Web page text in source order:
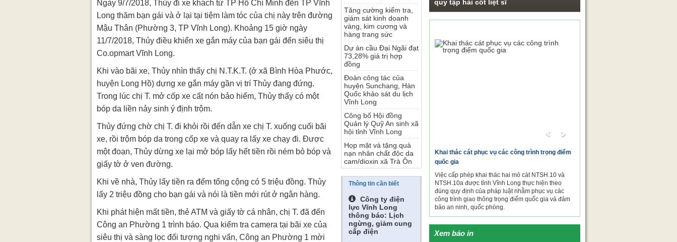
Ngày 9/7/2018, Thủy đi xe khách từ TP Hồ Chí Minh đến TP Vĩnh
Long thăm bạn gái và ở lại tại tiệm làm tóc của chị này trên đường
Mậu Thân (Phường 3, TP Vĩnh Long). Khoảng 15 giờ ngày
11/7/2018, Thủy điều khiển xe gắn máy của bạn gái đến siêu thị
Co.opmart Vĩnh Long.
Khi vào bãi xe, Thủy nhìn thấy chị N.T.K.T. (ở xã Bình Hòa Phước,
huyện Long Hồ) dựng xe gắn máy gần vị trí Thủy đang đứng.
Trong lúc chị T. mở cốp xe cất nón bảo hiểm, Thủy thấy có một
bóp da liền nảy sinh ý định trộm.
Thủy đứng chờ chị T. đi khỏi rồi đến dẫn xe chị T. xuống cuối bãi
xe, rồi trộm bóp da trong cốp xe và quay ra lấy xe chạy đi. Được
một đoạn, Thủy dừng xe lại mở bóp lấy hết tiền rồi ném bỏ bóp và
giấy tờ ở ven đường.
Khi về nhà, Thủy lấy tiền ra đếm tổng cộng có 5 triệu đồng. Thủy
lấy 2 triệu đồng cho bạn gái và nói là tiền mới rút ở ngân hàng.
Khi phát hiện mất tiền, thẻ ATM và giấy tờ cá nhân, chị T. đã đến
Công an Phường 1 trình báo. Qua kiểm tra camera tại bãi xe của
siêu thị và sàng lọc đối tượng nghi vấn, Công an Phường 1 mời
Tăng cường kiểm tra,
giám sát kinh doanh
vàng, kim cương và
hàng trang sức
Dự án cầu Đại Ngãi đạt
73,28% giá trị hợp
đồng
Đoàn công tác của
huyện Sunchang, Hàn
Quốc khảo sát du lịch
Vĩnh Long
Công bố Hội đồng
Quản lý Quỹ An sinh xã
hội tỉnh Vĩnh Long
Họp mặt và tặng quà
nạn nhân chất độc da
cam/dioxin xã Trà Ôn
Thông tin cần biết
Công ty điện
lực Vĩnh Long
thông báo: Lịch
ngừng, giảm cung
cấp điện
quy tập hài cốt liệt sĩ
Khai thác cát phục vụ các công trình trọng điểm
quốc gia
Việc cấp phép khai thác hai mỏ cát NTSH.10 và
NTSH.10a được tỉnh Vĩnh Long thực hiện theo
đúng quy định của pháp luật nhằm phục vụ các
công trình giao thông trọng điểm quốc gia và đảm
bảo an ninh, quốc phòng.
Previous
Xem báo in